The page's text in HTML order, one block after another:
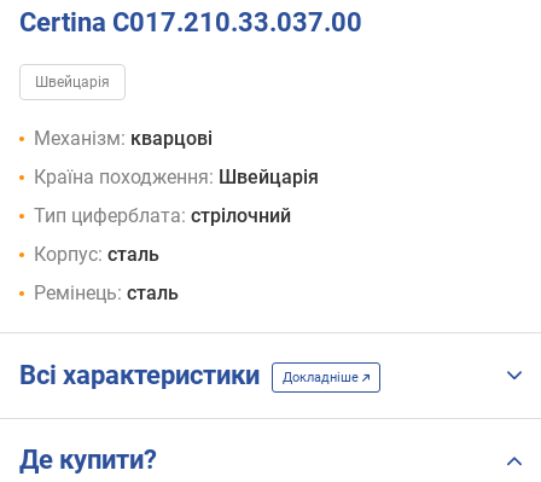
Certina C017.210.33.037.00
Швейцарія
Механізм: кварцові
Країна походження: Швейцарія
Тип циферблата: стрілочний
Корпус: сталь
Ремінець: сталь
Всі характеристики Докладніше
Де купити?